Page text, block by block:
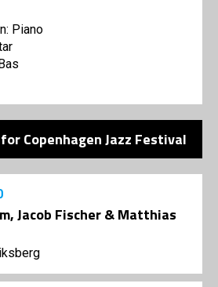
Piano
Copenhagen Jazz Festival
Jacob Fischer & Matthias